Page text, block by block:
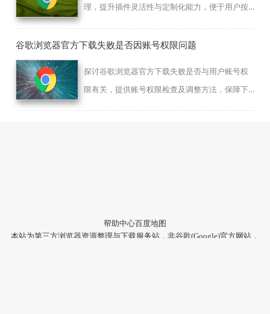
理，提升插件灵活性与定制化能力，便于用户按
谷歌浏览器官方下载失败是否因账号权限问题
探讨谷歌浏览器官方下载失败是否与用户账号权
限有关，提供账号权限检查及调整方法，保障下
帮助中心百度地图
本站为第三方浏览器资源整理与下载服务站，非谷歌(Google)官方网站，